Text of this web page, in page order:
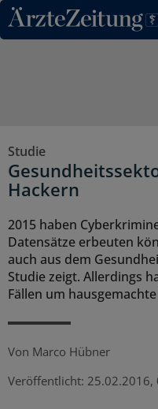
Direkt zum Inhaltsbereich
Studie
Hackern
2015 haben
Datensätze erbeuten
auch aus dem
Studie zeigt. Allerdings
Fällen um
Von Marco Hübner
Veröffentlicht: 25.02.2016,